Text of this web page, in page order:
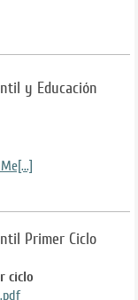
y Educación
Primer Ciclo
ciclo